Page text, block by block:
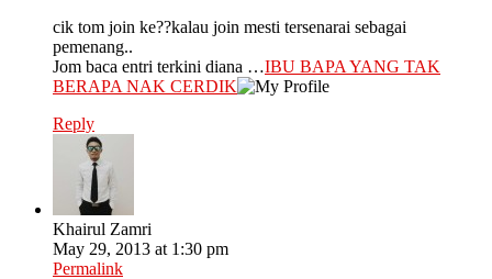
cik tom join ke??kalau join mesti tersenarai sebagai
pemenang..
Jom baca entri terkini diana …IBU BAPA YANG TAK
BERAPA NAK CERDIK
Reply
Khairul Zamri
May 29, 2013 at 1:30 pm
Permalink